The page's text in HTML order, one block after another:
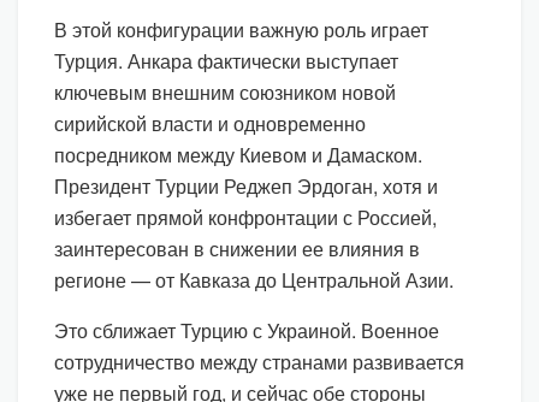
В этой конфигурации важную роль играет
Турция. Анкара фактически выступает
ключевым внешним союзником новой
сирийской власти и одновременно
посредником между Киевом и Дамаском.
Президент Турции Реджеп Эрдоган, хотя и
избегает прямой конфронтации с Россией,
заинтересован в снижении ее влияния в
регионе — от Кавказа до Центральной Азии.
Это сближает Турцию с Украиной. Военное
сотрудничество между странами развивается
уже не первый год, и сейчас обе стороны